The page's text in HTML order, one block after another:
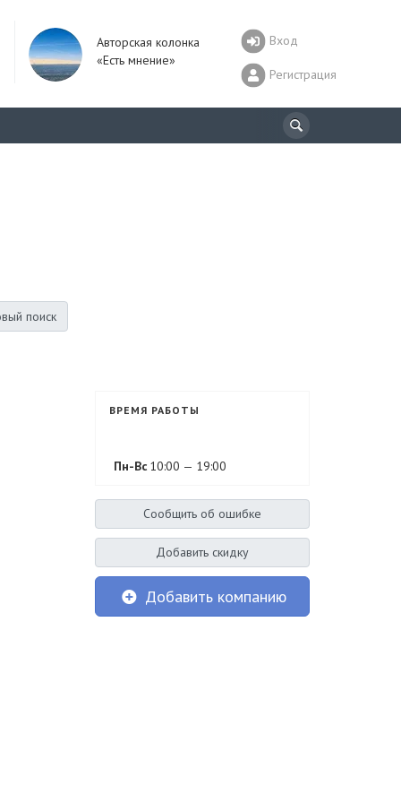
Авторская колонка
«Есть мнение»
Вход
Регистрация
поиск
ВРЕМЯ РАБОТЫ
Пн-Вс 10:00 — 19:00
Сообщить об ошибке
Добавить скидку
Добавить компанию